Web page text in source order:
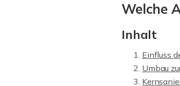
Welche
Inhalt
Einfluss
Umbau